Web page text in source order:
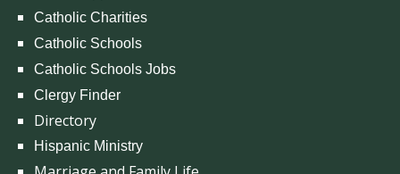
Catholic Charities
Catholic Schools
Catholic Schools Jobs
Clergy Finder
Directory
Hispanic Ministry